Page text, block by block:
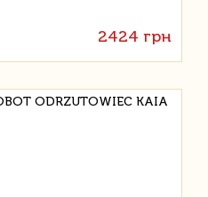
2424 грн
ODRZUTOWIEC KAIA